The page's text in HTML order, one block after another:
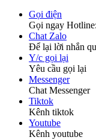
Gọi điện
Gọi ngay
Chat Zalo
Để lại lời nhắn
Y/c gọi lại
Yêu cầu gọi lại
Messenger
Chat Messenger
Tiktok
Kênh tiktok
Youtube
Kênh youtube